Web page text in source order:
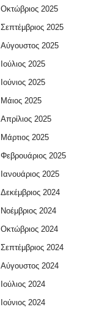
Οκτώβριος 2025
Σεπτέμβριος 2025
Αύγουστος 2025
Ιούλιος 2025
Ιούνιος 2025
Μάιος 2025
Απρίλιος 2025
Μάρτιος 2025
Φεβρουάριος 2025
Ιανουάριος 2025
Δεκέμβριος 2024
Νοέμβριος 2024
Οκτώβριος 2024
Σεπτέμβριος 2024
Αύγουστος 2024
Ιούλιος 2024
Ιούνιος 2024